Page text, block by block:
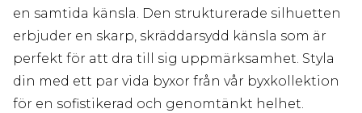
en samtida känsla. Den strukturerade silhuetten
erbjuder en skarp, skräddarsydd känsla som är
perfekt för att dra till sig uppmärksamhet. Styla
din med ett par vida byxor från vår byxkollektion
för en sofistikerad och genomtänkt helhet.